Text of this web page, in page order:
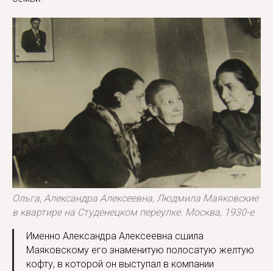
Ольга, Александра Алексеевна, Людмила Маяковские
в квартире на Студенецком переулке. Москва, 1930-е
Именно Александра Алексеевна сшила
Маяковскому его знаменитую полосатую желтую
кофту, в которой он выступал в компании